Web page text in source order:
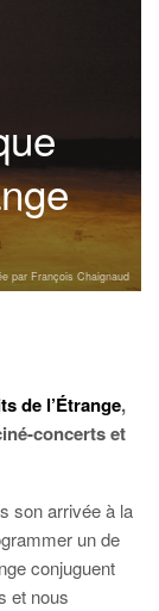
par François Chaignaud
de l’Étrange,
concerts et
son arrivée à la
un de
conjuguent
et nous